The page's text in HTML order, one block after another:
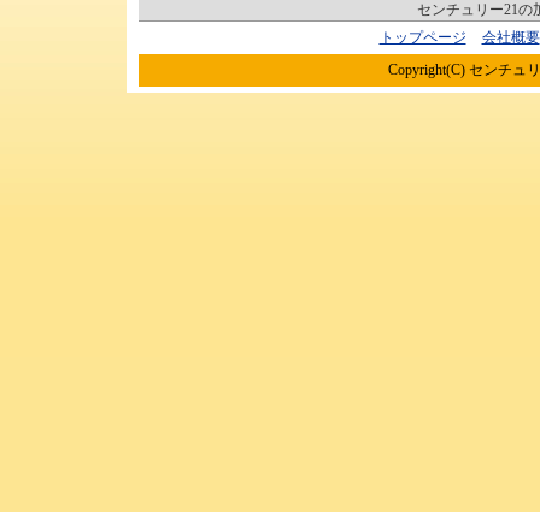
センチュリー21の
トップページ
会社概要
Copyright(C) センチュ